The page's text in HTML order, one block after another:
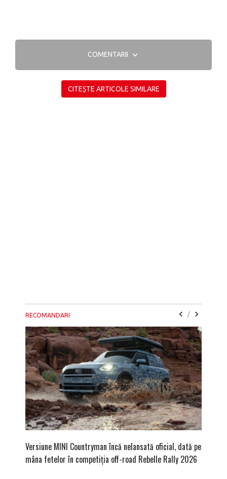
COMENTARII
CITEȘTE ARTICOLE SIMILARE
RECOMANDARI /
Versiune MINI Countryman încă nelansată oficial, dată pe
mâna fetelor în competiția off-road Rebelle Rally 2026